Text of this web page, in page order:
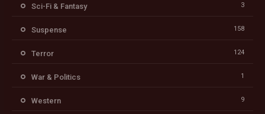
Sci-Fi & Fantasy 3
Suspense 158
Terror 124
War & Politics 1
Western 9